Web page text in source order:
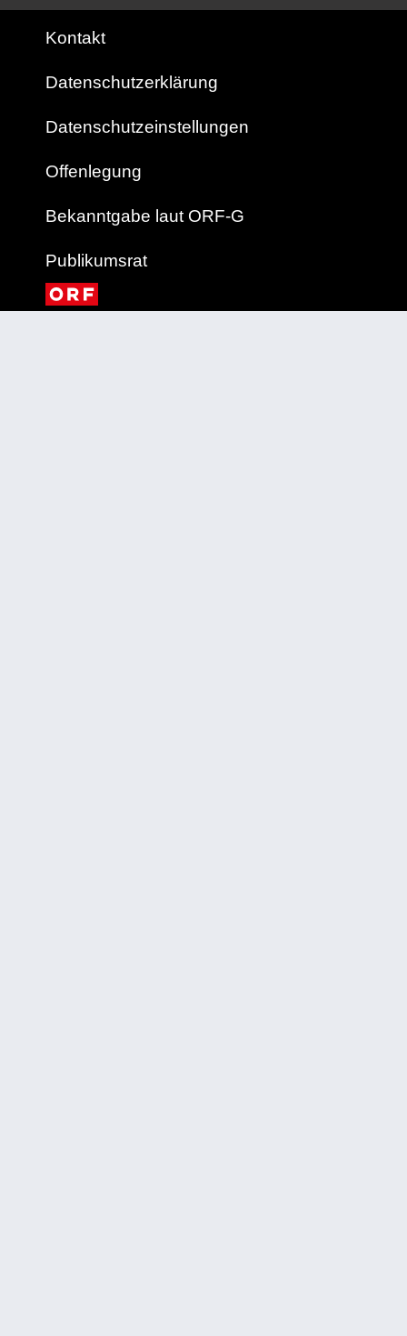
Kontakt
Datenschutzerklärung
Datenschutzeinstellungen
Offenlegung
Bekanntgabe laut ORF-G
Publikumsrat